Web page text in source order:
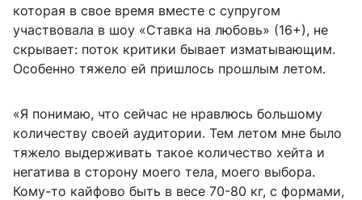
которая в свое время вместе с супругом
участвовала в шоу «Ставка на любовь» (16+), не
скрывает: поток критики бывает изматывающим.
Особенно тяжело ей пришлось прошлым летом.
«Я понимаю, что сейчас не нравлюсь большому
количеству своей аудитории. Тем летом мне было
тяжело выдерживать такое количество хейта и
негатива в сторону моего тела, моего выбора.
Кому-то кайфово быть в весе 70-80 кг, с формами,